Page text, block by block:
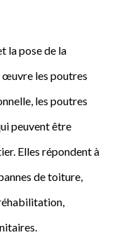
la pose de la
les poutres
les poutres
peuvent être
Elles répondent à
de toiture,